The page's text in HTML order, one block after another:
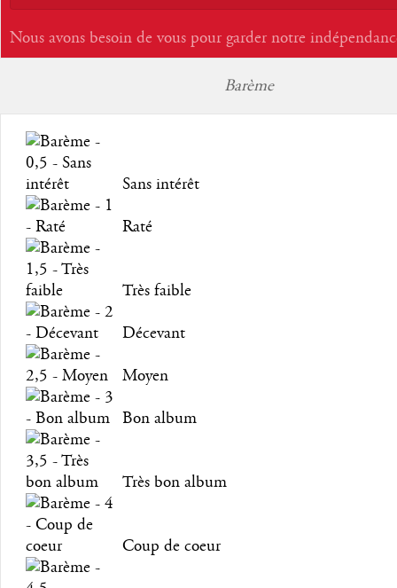
Nous avons besoin de vous pour garder notre
Barème
Sans intérêt
Raté
Très faible
Décevant
Moyen
Bon album
Très bon album
Coup de coeur